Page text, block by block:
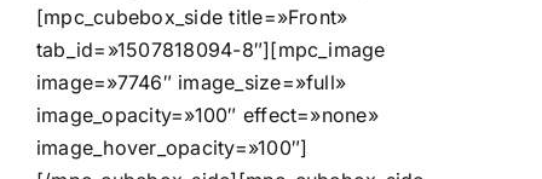
[mpc_cubebox_side title=»Front»
tab_id=»1507818094-8″][mpc_image
image=»7746″ image_size=»full»
image_opacity=»100″ effect=»none»
image_hover_opacity=»100″]